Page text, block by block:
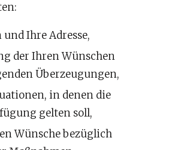
Ihre Adresse,
der Ihren Wünschen
Überzeugungen,
in denen die
gelten soll,
Wünsche bezüglich